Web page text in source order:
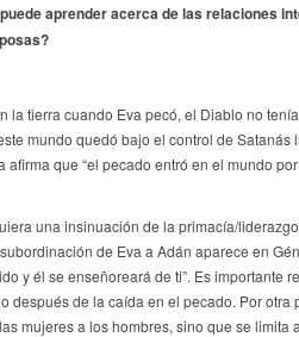
aprender acerca de las relaciones
la tierra cuando Eva pecó, el Diablo no
mundo quedó bajo el control de Satanás
afirma que “el pecado entró en el mundo
una insinuación de la primacía/
de Eva a Adán aparece en
y él se enseñoreará de ti”. Es importante
después de la caída en el pecado. Por otra
mujeres a los hombres, sino que se limita